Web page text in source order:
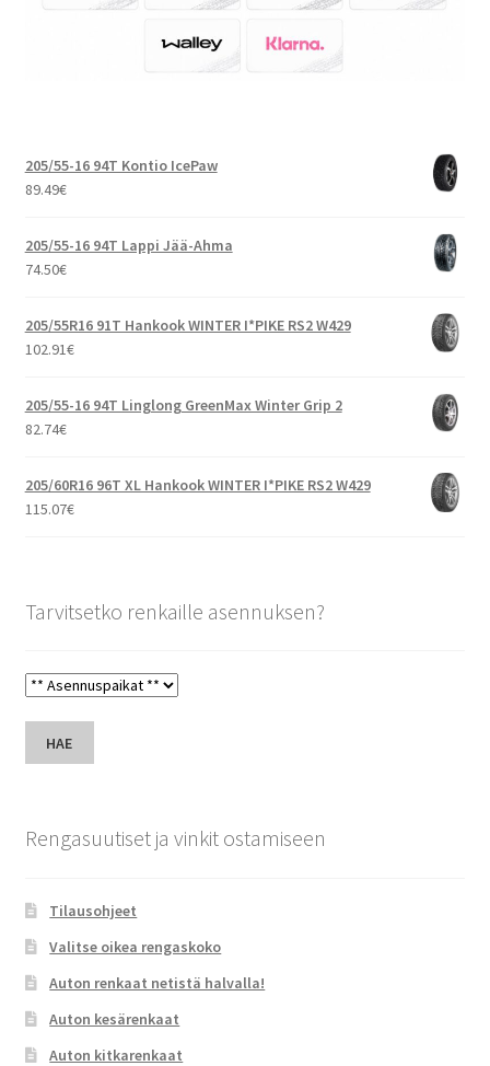
205/55-16 94T Kontio IcePaw
89.49€
205/55-16 94T Lappi Jää-Ahma
74.50€
205/55R16 91T Hankook WINTER I*PIKE RS2 W429
102.91€
205/55-16 94T Linglong GreenMax Winter Grip 2
82.74€
205/60R16 96T XL Hankook WINTER I*PIKE RS2 W429
115.07€
Tarvitsetko renkaille asennuksen?
HAE
Rengasuutiset ja vinkit ostamiseen
Tilausohjeet
Valitse oikea rengaskoko
Auton renkaat netistä halvalla!
Auton kesärenkaat
Auton kitkarenkaat